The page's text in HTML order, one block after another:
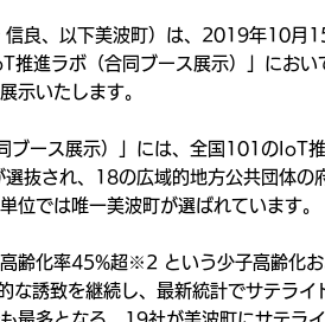
信良、以下美波町）は、2019年10月
進ラボ（合同ブース展示）」におい
示いたします。
ブース展示）」には、全国101のIoT
抜され、18の広域的地方公共団体の
位では唯一美波町が選ばれています。
化率45%超※2 という少子高齢化お
な誘致を継続し、最新統計でサテライ